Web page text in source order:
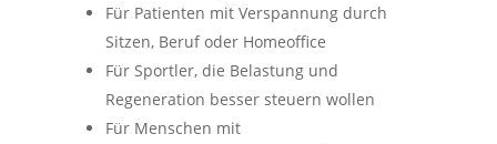
Für Patienten mit Verspannung durch
Sitzen, Beruf oder Homeoffice
Für Sportler, die Belastung und
Regeneration besser steuern wollen
Für Menschen mit